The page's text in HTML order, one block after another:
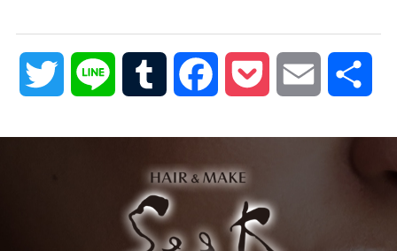
Twitter Line Tumblr FacebookPocket Email